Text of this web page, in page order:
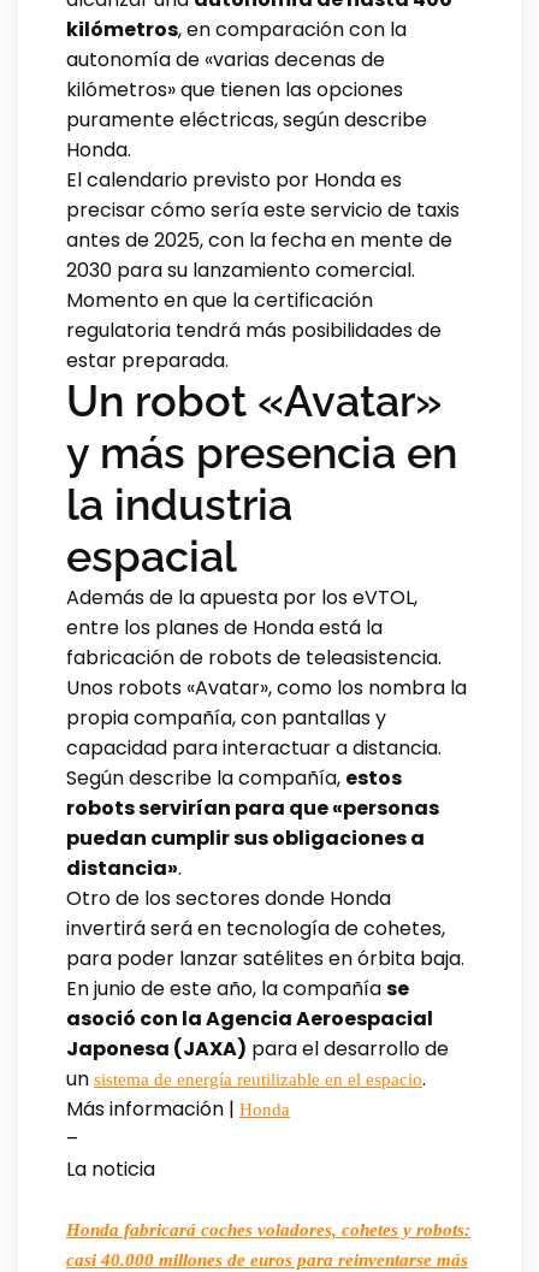
kilómetros, en comparación con la
autonomía de «varias decenas de
kilómetros» que tienen las opciones
puramente eléctricas, según describe
Honda.
El calendario previsto por Honda es
precisar cómo sería este servicio de taxis
antes de 2025, con la fecha en mente de
2030 para su lanzamiento comercial.
Momento en que la certificación
regulatoria tendrá más posibilidades de
estar preparada.
Un robot «Avatar»
y más presencia en
la industria
espacial
Además de la apuesta por los eVTOL,
entre los planes de Honda está la
fabricación de robots de teleasistencia.
Unos robots «Avatar», como los nombra la
propia compañía, con pantallas y
capacidad para interactuar a distancia.
Según describe la compañía, estos
robots servirían para que «personas
puedan cumplir sus obligaciones a
distancia».
Otro de los sectores donde Honda
invertirá será en tecnología de cohetes,
para poder lanzar satélites en órbita baja.
En junio de este año, la compañíase
asoció con la Agencia Aeroespacial
Japonesa (JAXA) para el desarrollo de
un sistema de energía reutilizable en el espacio.
Más información | Honda
–
La noticia
Honda fabricará coches voladores, cohetes y robots:
casi 40.000 millones de euros para reinventarse más